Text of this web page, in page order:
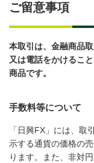
ご留意事項
本取引は、金融商品
又は電話をかけるこ
商品です。
手数料等について
「日興FX」には、取
示する通貨の価格の
ります。また、非対